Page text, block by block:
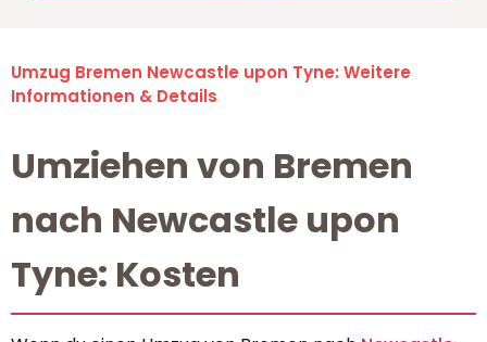
Umzug Bremen Newcastle upon Tyne: Weitere
Informationen & Details
Umziehen von Bremen
nach Newcastle upon
Tyne: Kosten